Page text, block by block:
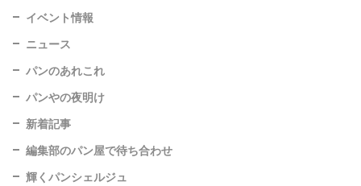
イベント情報
ニュース
パンのあれこれ
パンやの夜明け
新着記事
編集部のパン屋で待ち合わせ
輝くパンシェルジュ